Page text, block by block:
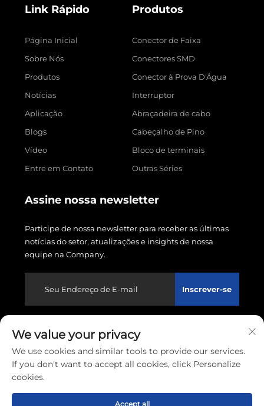
Link Rápido
Página Inicial
Sobre Nós
Produtos
Notícias
Aplicação
Blogs
Vídeo
Entre em Contato
Produtos
Conector de Faixa
Conectores SMD
Conector à Prova D'Água
Interruptor
Abraçadeira de cabo
Cabeçalho de Pino
Bloco de terminais
Outras Séries
Assine nossa newsletter
Participe de nossa newsletter para receber as últimas
notícias do setor, atualizações e insights de nossa
equipe na Company.
Inscrever-se
Direitos autorais © 2026 Wenzhou Linxin Electronics
Co., LTD. Todos os direitos reservados.
Política de
Privacidade
We value your privacy
We use cookies and similar tools to provide our services.
If you don't want to accept all cookies, click Personalize
cookies.
Accept all